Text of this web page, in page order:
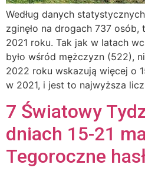
Według danych
zginęło na drogach 737
2021 roku. Tak jak w latach
było wśród mężczyzn (522),
2022 roku wskazują więcej o
w 2021, i jest to najwyższa
7 Światowy
dniach 15-21
Tegoroczne